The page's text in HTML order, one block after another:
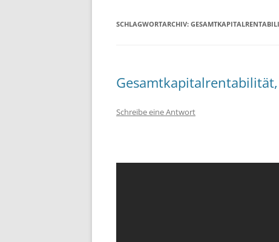
SCHLAGWORTARCHIV:
Schreibe eine Antwort